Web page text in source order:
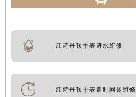
江诗丹顿手表进水维修
江诗丹顿手表走时问题维修